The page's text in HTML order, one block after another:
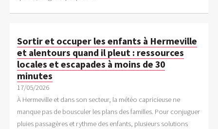
Sortir et occuper les enfants à Hermeville
et alentours quand il pleut : ressources
locales et escapades à moins de 30
minutes
17/05/2026
À Hermeville et dans son secteur, la météo capricieuse ne
manque pas de bousculer les plans des familles. Pour conjuguer
pluies passagères et rythme des enfants, plusieurs solutions